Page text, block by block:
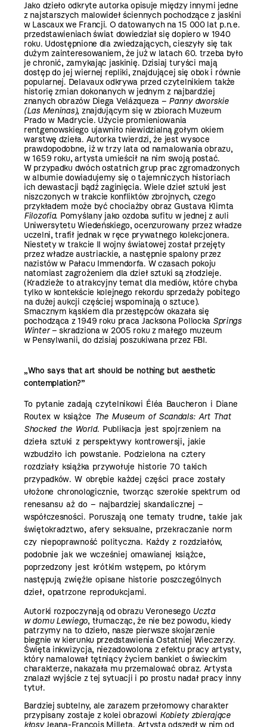
Jako dzieło odkryte autorka opisuje między innymi jedne
z najstarszych malowideł ściennych pochodzące z jaskini
w Lascaux we Francji. O datowanych na 15 000 lat p.n.e.
przedstawieniach świat dowiedział się dopiero w 1940
roku. Udostępnione dla zwiedzających, cieszyły się tak
dużym zainteresowaniem, że już w latach 60. trzeba było
je chronić, zamykając jaskinię. Dzisiaj turyści mają
dostęp do jej wiernej repliki, znajdującej się obok i równie
popularnej. Delavaux odkrywa przed czytelnikiem także
historię zmian dokonanych w jednym z najbardziej
znanych obrazów Diega Velázqueza – Panny dworskie
(Las Meninas), ­znajdującym się w zbiorach Muzeum
Prado w Madrycie. Użycie promieniowania
rentgenowskiego ujawniło niewidzialną gołym okiem
warstwę dzieła. Autorka twierdzi, że jest wysoce
prawdopodobne, iż w trzy lata od namalowania obrazu,
w 1659 roku, artysta umieścił na nim swoją postać.
W przypadku dwóch ostatnich grup prac zgromadzonych
w albumie dowiadujemy się o tajemniczych historiach
ich dewastacji bądź zaginięcia. Wiele dzieł sztuki jest
niszczonych w trakcie konfliktów zbrojnych, czego
przykładem może być chociażby obraz Gustava Klimta
Filozofia. Pomyślany jako ozdoba sufitu w jednej z auli
Uniwersytetu Wiedeńskiego, ocenzurowany przez władze
uczelni, trafił jednak w ręce prywatnego kolekcjonera.
Niestety w trakcie II wojny światowej został przejęty
przez władze austriackie, a następnie spalony przez
nazistów w Pałacu Immendorfa. W czasach pokoju
natomiast zagrożeniem dla dzieł sztuki są złodzieje.
(Kradzieże to atrakcyjny temat dla mediów, które chyba
tylko w kontekście kolejnego rekordu sprzedaży pobitego
na dużej aukcji częściej wspominają o sztuce).
Smacznym kąskiem dla przestępców okazała się
pochodząca z 1949 roku praca Jacksona Pollocka Springs
Winter– skradziona w 2005 roku z małego muzeum
w Pensylwanii, do dzisiaj poszukiwana przez FBI.
„Who says that art should be nothing but aesthetic
contemplation?”
To pytanie zadają czytelnikowi Éléa Baucheron i Diane
Routex w książce The Museum of Scandals: Art That
Shocked the World. Publikacja jest spojrzeniem na
dzieła sztuki z perspektywy kontrowersji, jakie
wzbudziło ich powstanie. Podzielona na cztery
rozdziały książka przywołuje historie 70 takich
przypadków. W obrębie każdej części prace zostały
ułożone chronologicznie, tworząc szerokie spektrum od
renesansu aż do – najbardziej skandalicznej –
współczesności. Poruszają one tematy trudne, takie jak
świętokradztwo, afery seksualne, przekraczanie norm
czy ­niepoprawność polityczna. Każdy z rozdziałów,
podobnie jak we wcześniej omawianej książce,
poprzedzony jest krótkim wstępem, po którym
następują zwięźle opisane historie poszczególnych
dzieł, opatrzone reprodukcjami.
Autorki rozpoczynają od obrazu Veronesego Uczta
w domu Lewiego, tłumacząc, że nie bez powodu, kiedy
patrzymy na to dzieło, nasze pierwsze skojarzenie
biegnie w kierunku przedstawienia Ostatniej Wieczerzy.
Święta inkwizycja, niezadowolona z efektu pracy artysty,
który namalował tętniący życiem bankiet o świeckim
charakterze, nakazała mu przemalować obraz. Artysta
znalazł wyjście z tej sytuacji i po prostu nadał pracy inny
tytuł.
Bardziej subtelny, ale zarazem przełomowy charakter
przypisany zostaje z kolei obrazowi Kobiety zbierające